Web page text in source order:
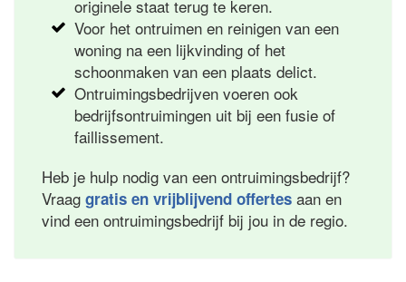
originele staat terug te keren.
Voor het ontruimen en reinigen van een
woning na een lijkvinding of het
schoonmaken van een plaats delict.
Ontruimingsbedrijven voeren ook
bedrijfsontruimingen uit bij een fusie of
faillissement.
Heb je hulp nodig van een ontruimingsbedrijf?
Vraag gratis en vrijblijvend offertes aan en
vind een ontruimingsbedrijf bij jou in de regio.